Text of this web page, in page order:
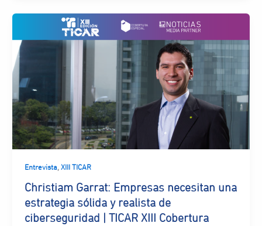
Entrevista, XIII TICAR
Christiam Garrat: Empresas necesitan una
estrategia sólida y realista de
ciberseguridad | TICAR XIII Cobertura